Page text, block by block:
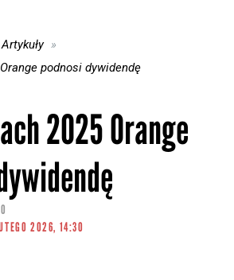
Artykuły
podnosi dywidendę
2025 Orange
2026, 14:30